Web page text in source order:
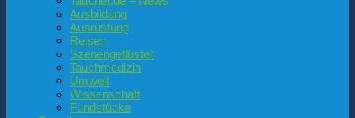
Ausbildung
Ausrüstung
Reisen
Szenengeflüster
Tauchmedizin
Umwelt
Wissenschaft
Fundstücke